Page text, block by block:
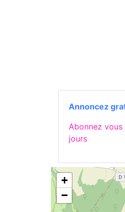
Annoncez
Abonnez
jours
+
−